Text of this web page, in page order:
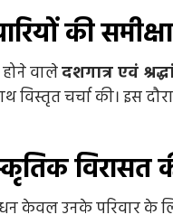
की समीक्षा
वालेदशगात्र एवं
विस्तृत चर्चा की। इस
विरासत
केवल उनके परिवार के
दिग्गज
में ली अंतिम